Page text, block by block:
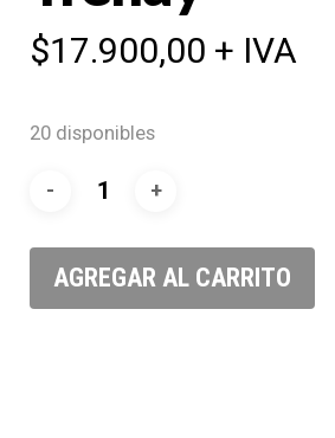
$17.900,00 + IVA
20 disponibles
AGREGAR AL CARRITO